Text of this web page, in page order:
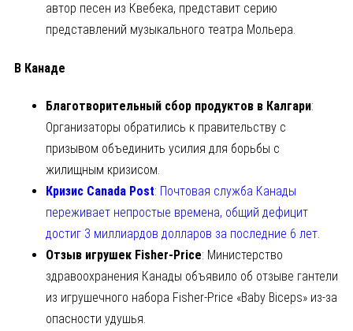
автор песен из Квебека, представит серию
представлений музыкального театра Мольера.
В Канаде
Благотворительный сбор продуктов в Калгари:
Организаторы обратились к правительству с
призывом объединить усилия для борьбы с
жилищным кризисом.
Кризис Canada Post: Почтовая служба Канады
переживает непростые времена, общий дефицит
достиг 3 миллиардов долларов за последние 6 лет.
Отзыв игрушек Fisher-Price: Министерство
здравоохранения Канады объявило об отзыве гантели
из игрушечного набора Fisher-Price «Baby Biceps» из-за
опасности удушья.